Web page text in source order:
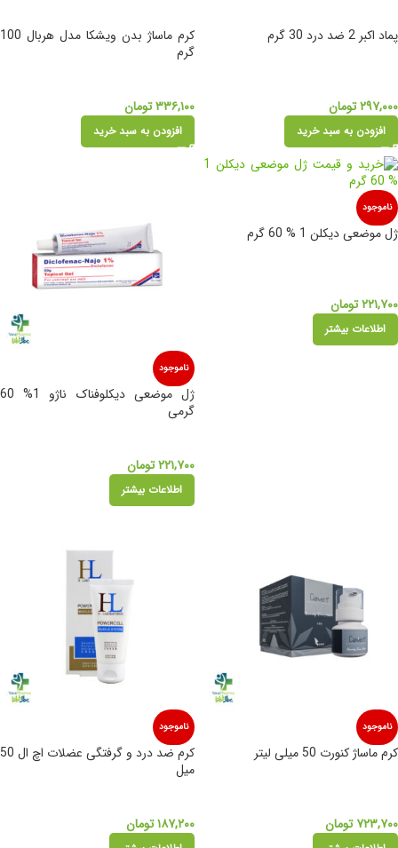
پماد اکبر 2 ضد درد 30 گرم
۲۹۷,۰۰۰تومان
افزودن به سبد خرید
کرم ماساژ بدن ویشکا مدل هربال 100
گرم
۳۳۶,۱۰۰تومان
افزودن به سبد خرید
ناموجود
ژل موضعی دیکلن 1 % 60 گرم
۲۲۱,۷۰۰تومان
اطلاعات بیشتر
ناموجود
ژل موضعی دیکلوفناک ناژو 1% 60
گرمی
۲۲۱,۷۰۰تومان
اطلاعات بیشتر
ناموجود
کرم ماساژ کنورت 50 میلی لیتر
۷۲۳,۷۰۰ تومان
ناموجود
کرم ضد درد و گرفتگی عضلات اچ ال 50
میل
۱۸۷,۲۰۰تومان